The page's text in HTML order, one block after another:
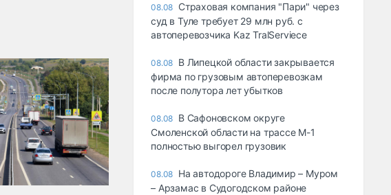
08.08 Страховая компания "Пари" через
суд в Туле требует 29 млн руб. с
автоперевозчика Kaz TralServiece
08.08 В Липецкой области закрывается
фирма по грузовым автоперевозкам
после полутора лет убытков
08.08 В Сафоновском округе
Смоленской области на трассе М-1
полностью выгорел грузовик
08.08 На автодороге Владимир – Муром
– Арзамас в Судогодском районе